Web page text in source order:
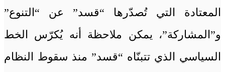
المعتادة التي تُصدّرها “قسد” عن “التنوع”
و”المشاركة”، يمكن ملاحظة أنه يُكرّس الخط
السياسي الذي تتبنّاه “قسد” منذ سقوط النظام